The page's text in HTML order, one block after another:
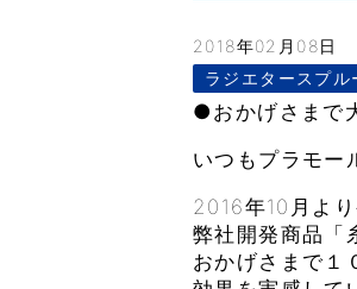
2018年02月08日
ラジエタースプル
●おかげさまで
いつもプラモー
2016年10月よ
弊社開発商品「
おかげさまで１